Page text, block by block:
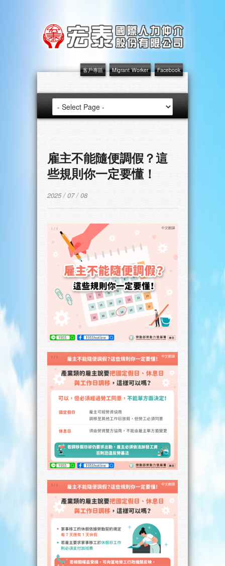
客戶專區 Migrant Worker Facebook
雇主不能隨便調假？這
些規則你一定要懂！
2025 / 07 / 08